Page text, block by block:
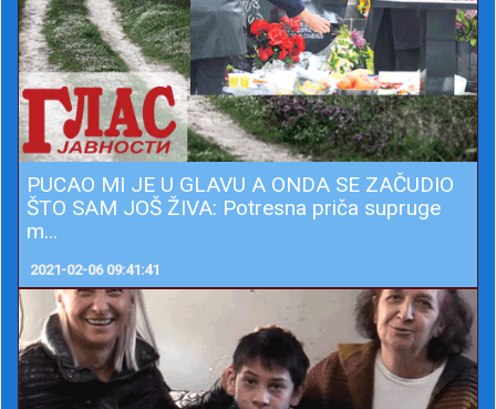
PUCAO MI JE U GLAVU A ONDA SE ZAČUDIO
ŠTO SAM JOŠ ŽIVA: Potresna priča supruge
m...
2021-02-06 09:41:41